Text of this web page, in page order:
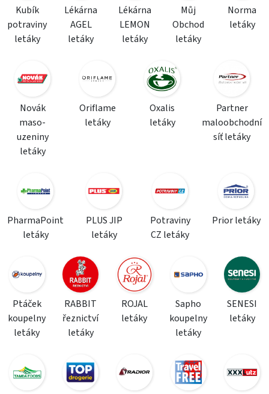
Kubík
potraviny
letáky
Lékárna
AGEL
letáky
Lékárna
LEMON
letáky
Můj
Obchod
letáky
Norma
letáky
Novák
maso-
uzeniny
letáky
Oriflame
letáky
Oxalis
letáky
Partner
maloobchodní
síť letáky
PharmaPoint
letáky
PLUS JIP
letáky
Potraviny
CZ letáky
Prior letáky
Ptáček
koupelny
letáky
RABBIT
řeznictví
letáky
ROJAL
letáky
Sapho
koupelny
letáky
SENESI
letáky